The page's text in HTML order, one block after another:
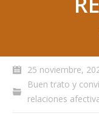
25 noviembre,
Buen trato y
relaciones